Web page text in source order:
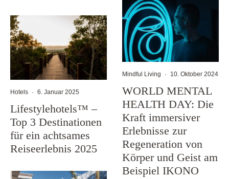
Hotels · 6. Januar 2025
Lifestylehotels™ –
Top 3 Destinationen
für ein achtsames
Reiseerlebnis 2025
Mindful Living · 10. Oktober 2024
WORLD MENTAL
HEALTH DAY: Die
Kraft immersiver
Erlebnisse zur
Regeneration von
Körper und Geist am
Beispiel IKONO